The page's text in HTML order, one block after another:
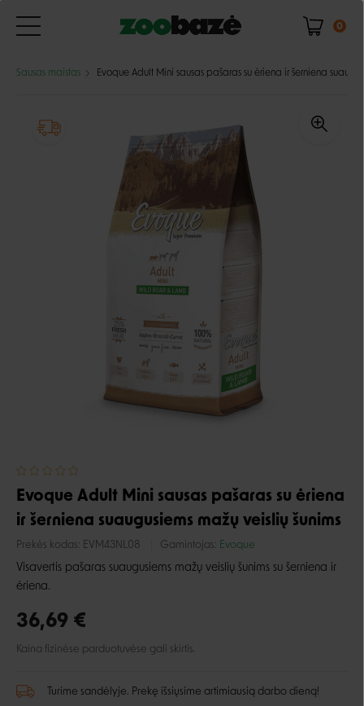
0
Sausas maistas Evoque Adult Mini sausas pašaras su ėriena ir šerniena
Evoque Adult Mini sausas pašaras su ėriena
ir šerniena suaugusiems mažų veislių šunims
Prekės kodas: EVM43NL08 Gamintojas: Evoque
Visavertis pašaras suaugusiems mažų veislių šunims su šerniena ir
ėriena.
36,69 €
Kaina fizinėse parduotuvėse gali skirtis.
Turime sandėlyje. Prekę išsiųsime artimiausią darbo dieną!